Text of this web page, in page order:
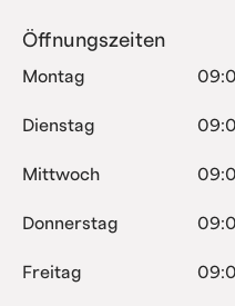
Öffnungszeiten
Montag
Dienstag
Mittwoch
Donnerstag
Freitag